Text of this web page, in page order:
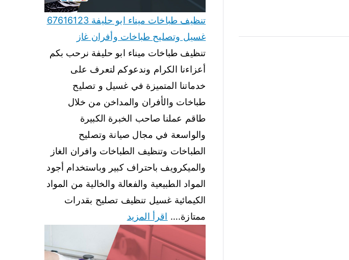
تنظيف طباخات ميناء ابو حليفة 67616123
غسيل وتصليح طباخات وأفران غاز
تنظيف طباخات ميناء ابو حليفة نرحب بكم
أعزاءنا الكرام وندعوكم لتعرف على
خدماتنا المتميزة في غسيل و تصليح
طباخات والأفران والمداخن من خلال
طاقم عملنا صاحب الخبرة الكبيرة
والواسعة في مجال صيانة وتصليح
الطباخات وتنظيف الطباخات وافران الغاز
والميكرويف باحتراف كبير وباستخدام أجود
المواد الطبيعية والفعالة والخالية من المواد
الكيمائية غسيل تنظيف تصليح بقدرات
ممتازة.… اقرأ المزيد